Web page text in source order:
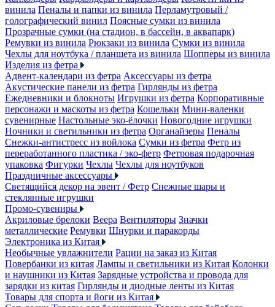
винила Пеналы и папки из винила Перламутровый /
голографический винил Поясные сумки из винила
Прозрачные сумки (на стадион, в бассейн, в аквапарк)
Ремувки из винила Рюкзаки из винила Сумки из винила
Чехлы для ноутбука / планшета из винила Шопперы из винила
Изделия из фетра
Адвент-календари из фетра Аксессуары из фетра
Акустические панели из фетра Гирлянды из фетра
Ежедневники и блокноты Игрушки из фетра Корпоративные
персонажи и маскоты из фетра Кошельки Мини-валенки
сувенирные Настольные эко-ёлочки Новогодние игрушки
Ночники и светильники из фетра Органайзеры Пеналы
Снежки-антистресс из войлока Сумки из фетра Фетр из
переработанного пластика / эко-фетр Фетровая подарочная
упаковка Фигурки Чехлы Чехлы для ноутбуков
Праздничные аксессуары
Светящийся декор на эвент / Фетр Снежные шары и
стеклянные игрушки
Промо-сувениры
Акриловые брелоки Веера Вентиляторы Значки
металлические Ремувки Шнурки и паракорды
Электроника из Китая
Необычные увлажнители Рации на заказ из Китая
Повербанки из китая Лампы и светильники из Китая Колонки
и наушники из Китая Зарядные устройства и провода для
зарядки из китая Гирлянды и диодные ленты из Китая
Товары для спорта и йоги из Китая